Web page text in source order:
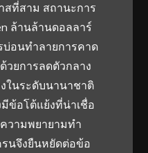
ที่สาม สถานะการ
ล้านล้านดอลลาร์
บ่อนทำลายการคาด
วยการลดตัวกลาง
ในระดับนานาชาติ
มีข้อโต้แย้งที่น่าเชื่อ
วามพยายามทำ
รนจึงยืนหยัดต่อข้อ